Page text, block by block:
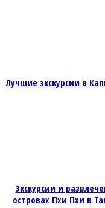
Лучшие экскурсии в
Экскурсии и
островах Пхи Пхи в